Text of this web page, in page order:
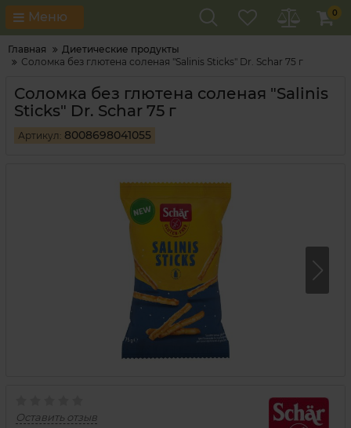
Меню 0
Главная
Диетические продукты
Соломка без глютена соленая "Salinis Sticks" Dr. Schar 75 г
Соломка без глютена соленая "Salinis
Sticks" Dr. Schar 75 г
Артикул: 8008698041055
Оставить отзыв